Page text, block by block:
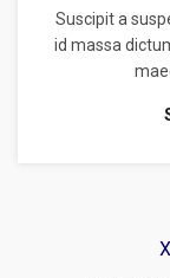
Suscipit a
id massa